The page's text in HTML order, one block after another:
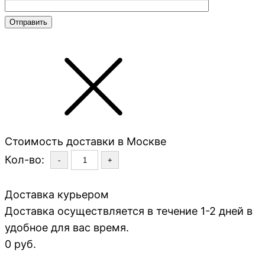
Стоимость доставки в Москве
Кол-во:
- +
Доставка курьером
Доставка осуществляется в течение 1-2 дней в
удобное для вас время.
0 руб.